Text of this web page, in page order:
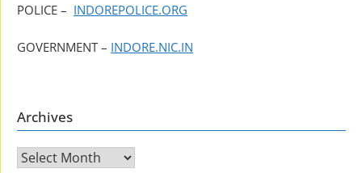
POLICE – INDOREPOLICE.ORG
GOVERNMENT – INDORE.NIC.IN
Archives
Archives